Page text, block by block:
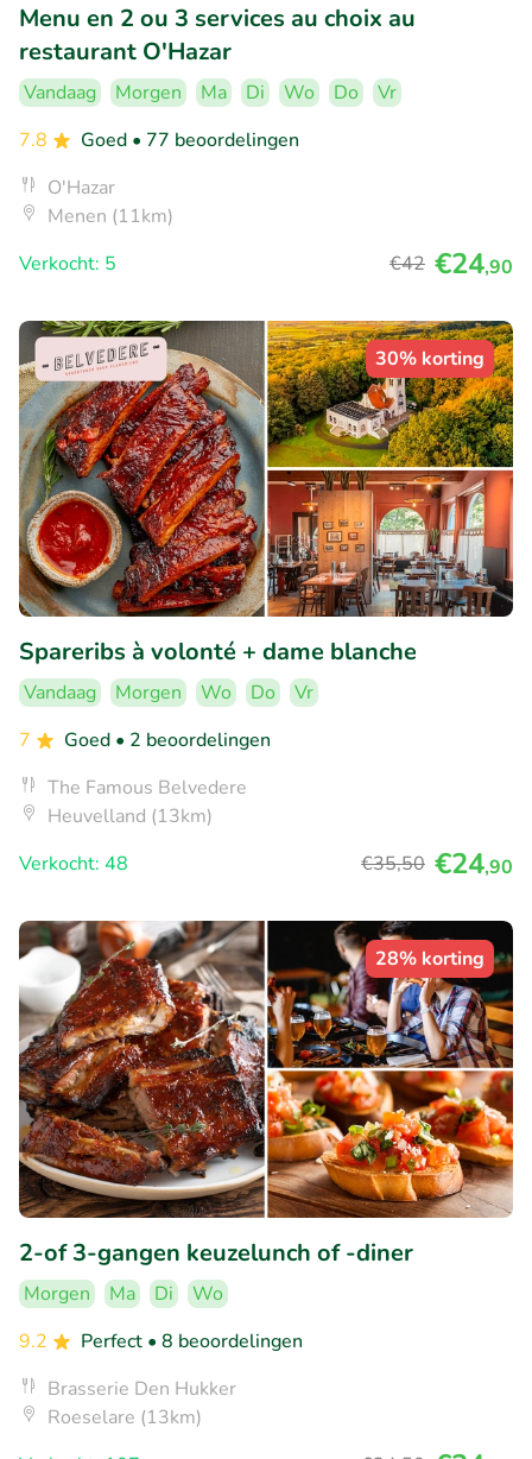
Menu en 2 ou 3 services au choix au
restaurant O'Hazar
Vandaag Morgen Ma Di Wo Do
Vr
7.8
Goed • 77 beoordelingen
O'Hazar
Menen (11km)
Verkocht: 5
€42 €24,90
30% korting
Spareribs à volonté + dame blanche
Vandaag Morgen Wo Do
Vr
7
Goed • 2 beoordelingen
The Famous Belvedere
Heuvelland (13km)
Verkocht: 48
€35,50 €24,90
28% korting
2-of 3-gangen keuzelunch of -diner
Morgen Ma Di
Wo
9.2
Perfect • 8 beoordelingen
Brasserie Den Hukker
Roeselare (13km)